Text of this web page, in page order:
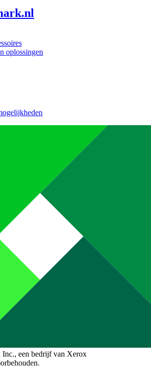
oplossingen
een bedrijf van Xerox